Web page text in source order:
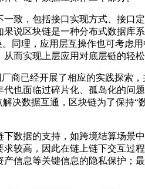
致，包括接口实现方式、接口
说区块链是一种分布式数据库
同理，应用层互操作也可考虑
而实现上层应用对底层链的轻松
商已经开展了相应的实践探索
也面临过碎片化、孤岛化的问
决数据互通，区块链为了保持“
数据的支持，如跨境结算场景
较高，因此在链上链下交互过
信息等关键信息的隐私保护；